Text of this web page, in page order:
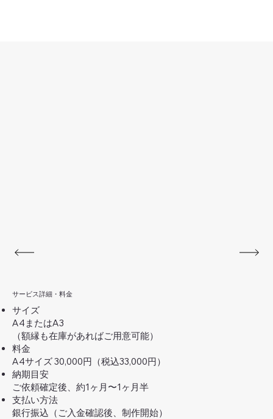
サービス詳細・料金
サイズ
A4またはA3
（額縁も在庫があればご用意可能）
料金
A4サイズ 30,000円（税込33,000円）
納期目安
ご依頼確定後、約1ヶ月〜1ヶ月半
支払い方法
銀行振込（ご入金確認後、制作開始）